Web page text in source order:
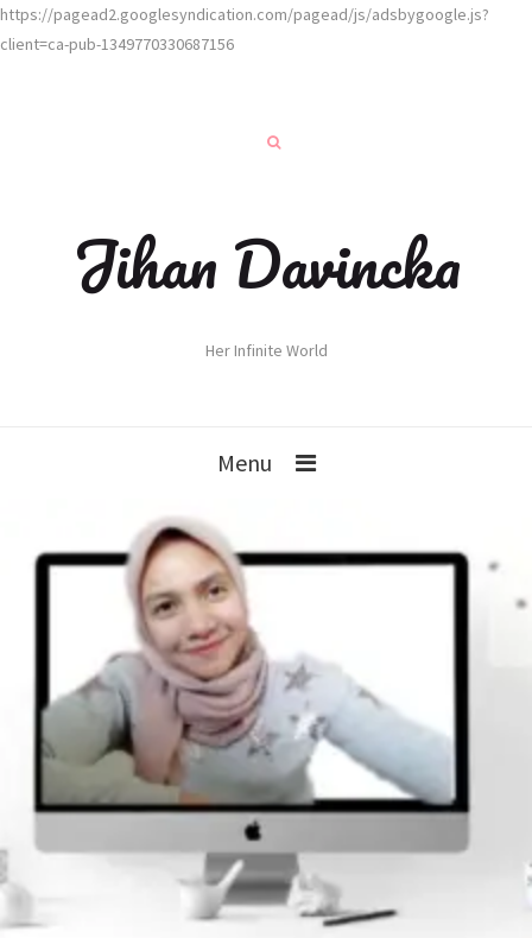
https://pagead2.googlesyndication.com/pagead/js/adsbygoogle.js?
client=ca-pub-1349770330687156
Jihan Davincka
Her Infinite World
Menu